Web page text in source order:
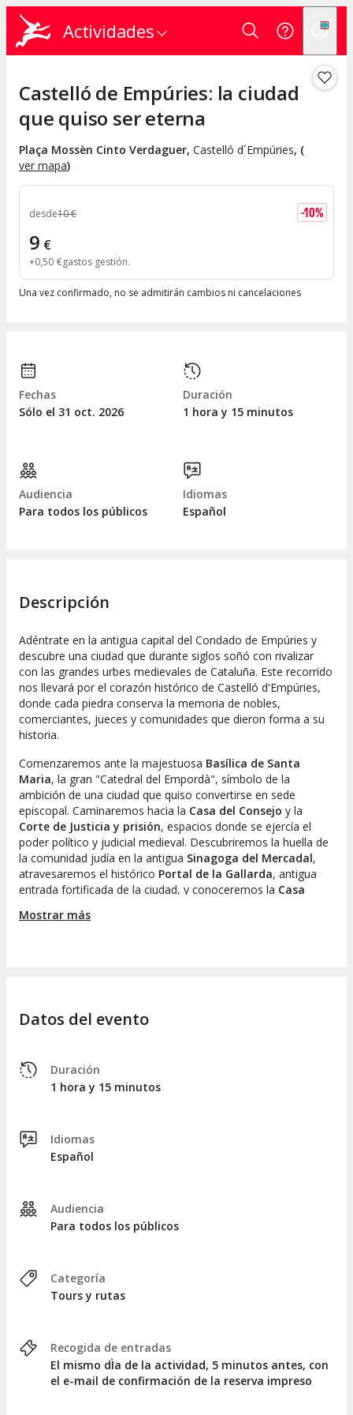
Actividades
Castelló de Empúries: la ciudad
que quiso ser eterna
Plaça Mossèn Cinto Verdaguer, Castelló d´Empúries, (
ver mapa)
desde10€ -10%
9 €
+0,50 €gastos gestión
Una vez confirmado, no se admitirán cambios ni cancelaciones
Fechas
Sólo el 31 oct. 2026
Duración
1 hora y 15 minutos
Audiencia
Para todos los públicos
Idiomas
Español
Descripción
Adéntrate en la antigua capital del Condado de Empúries y
descubre una ciudad que durante siglos soñó con rivalizar
con las grandes urbes medievales de Cataluña. Este recorrido
nos llevará por el corazón histórico de Castelló d'Empúries,
donde cada piedra conserva la memoria de nobles,
comerciantes, jueces y comunidades que dieron forma a su
historia.
Comenzaremos ante la majestuosa Basílica de Santa
Maria, la gran "Catedral del Empordà", símbolo de la
ambición de una ciudad que quiso convertirse en sede
episcopal. Caminaremos hacia la Casa del Consejo y la
Corte de Justicia y prisión, espacios donde se ejercía el
poder político y judicial medieval. Descubriremos la huella de
la comunidad judía en la antigua Sinagoga del Mercadal,
atravesaremos el histórico Portal de la Gallarda, antigua
entrada fortificada de la ciudad, y conoceremos la Casa
noble del Castelló medieval.
Un viaje entre condes, piedra y memoria para descubrir la
Mostrar más
Datos del evento
Duración
1 hora y 15 minutos
Idiomas
Español
Audiencia
Para todos los públicos
Categoría
Tours y rutas
Recogida de entradas
El mismo dÌa de la actividad, 5 minutos antes, con
el e-mail de confirmación de la reserva impreso